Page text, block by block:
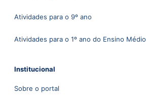
Atividades para o 9º ano
Atividades para o 1º ano do Ensino Médio
Institucional
Sobre o portal